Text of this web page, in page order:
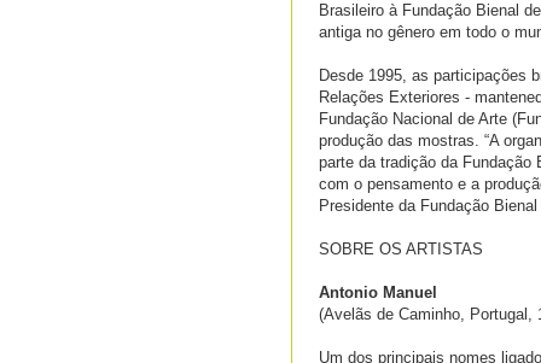
Brasileiro à Fundação Bienal
antiga no gênero em todo o
Desde 1995, as participações
Relações Exteriores -
Fundação Nacional de Arte
produção das mostras. “A
parte da tradição da Fundação
com o pensamento e a
Presidente da Fundação
SOBRE OS ARTISTAS
Antonio Manuel
(Avelãs de Caminho, Portugal,
Um dos principais nomes